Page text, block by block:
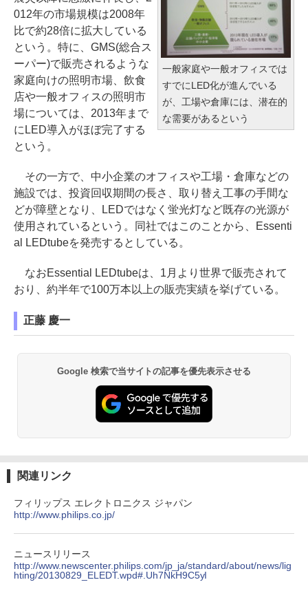
一般家庭や一般オフィスでは
すでにLED化が進んでいる
が、工場や倉庫には、潜在的
な需要があるという
012年の市場規模は2008年
比で約28倍に拡大している
という。特に、GMS(総合ス
ーパー)で販売されるような
家庭向けの照明市場、飲食
店や一般オフィスの照明市
場については、2013年まで
にLED導入がほぼ完了する
という。
その一方で、中小企業のオフィスや工場・倉庫などの
施設では、投資回収期間の長さ、取り替え工事の手間な
どが障壁となり、LEDではなく蛍光灯など既存の光源が
使用されているという。同社ではこのことから、Essenti
al LEDtubeを発売するとしている。
なおEssential LEDtubeは、1月より世界で販売されて
おり、約半年で100万本以上の販売実績を挙げている。
正藤 慶一
Google 検索で当サイトの記事を優先表示させる
関連リンク
フィリップス エレクトロニクス ジャパン
http://www.philips.co.jp/
ニュースリリース
http://www.newscenter.philips.com/jp_ja/standard/about/news/lig
hting/20130829_ELEDT.wpd#.Uh7NkH9C5yI